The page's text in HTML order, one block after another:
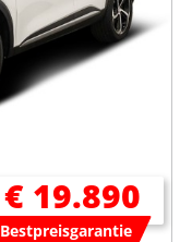
€ 19.890
Bestpreisgarantie